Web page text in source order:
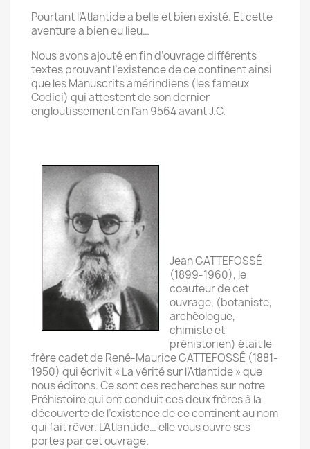
Pourtant l’Atlantide a belle et bien existé. Et cette
aventure a bien eu lieu…
Nous avons ajouté en fin d’ouvrage différents
textes prouvant l’existence de ce continent ainsi
que les Manuscrits amérindiens (les fameux
Codici) qui attestent de son dernier
engloutissement en l’an 9564 avant J.C.
Jean GATTEFOSSÉ
(1899-1960), le
coauteur de cet
ouvrage, (botaniste,
archéologue,
chimiste et
préhistorien) était le
frère cadet de René-Maurice GATTEFOSSÉ (1881-
1950) qui écrivit « La vérité sur l’Atlantide » que
nous éditons. Ce sont ces recherches sur notre
Préhistoire qui ont conduit ces deux frères à la
découverte de l’existence de ce continent au nom
qui fait rêver. L’Atlantide… elle vous ouvre ses
portes par cet ouvrage.